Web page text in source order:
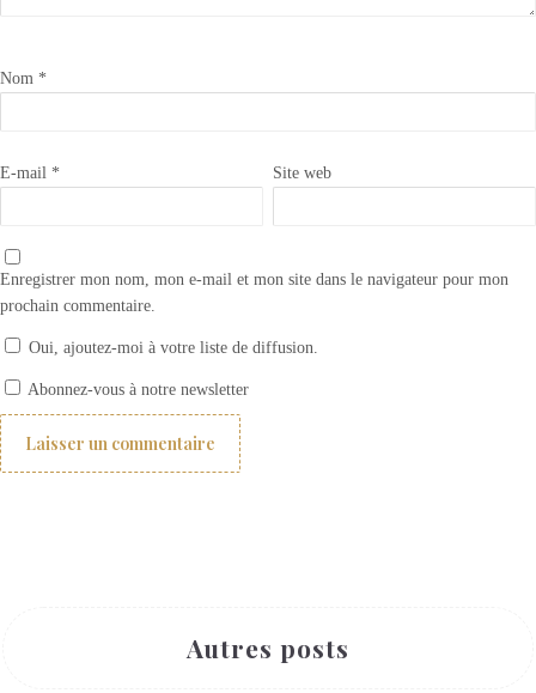
Nom *
E-mail * Site web
Enregistrer mon nom, mon e-mail et mon site dans le navigateur pour mon
prochain commentaire.
Oui, ajoutez-moi à votre liste de diffusion.
Abonnez-vous à notre newsletter
Autres posts